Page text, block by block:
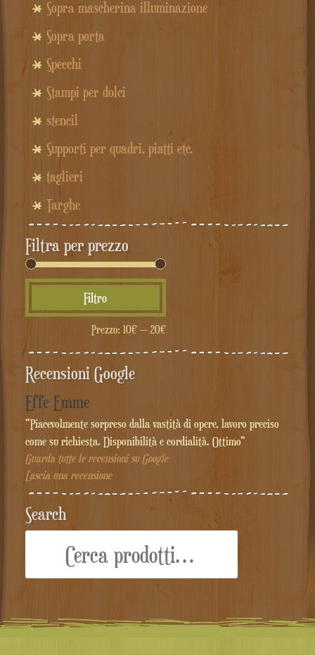
Sopra mascherina illuminazione
Sopra porta
Specchi
Stampi per dolci
stencil
Supporti per quadri, piatti etc.
taglieri
Targhe
Filtra per prezzo
Min
Max
Filtro
Prezzo: 10€— 20€
Recensioni Google
Effe Emme
"Piacevolmente sorpreso dalla vastità di opere, lavoro preciso
come su richiesta. Disponibilità e cordialità. Ottimo"
Guarda tutte le recensioni su Google
Lascia una recensione
Search